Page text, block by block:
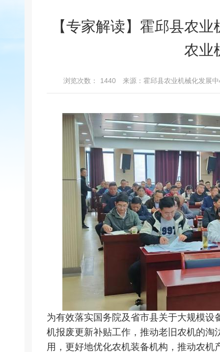
【专家解读】霍邱县农
农业
浏览次数： 1440 来源：霍邱县农业机械化发展
为有效落实国务院及省市县关于大规模
机报废更新补贴工作，推动老旧农机的淘
用， 更好地优化农机装备机构， 推动农机